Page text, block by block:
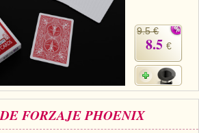
9.5 €
8.5 €
FORZAJE PHOENIX